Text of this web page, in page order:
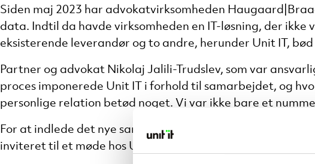
Siden maj 2023 har advokatvirksomheden
data. Indtil da havde virksomheden en IT-løsning, der
eksisterende leverandør og to andre, herunder Unit IT, bød
Partner og advokat Nikolaj Jalili-Trudslev, som var
proces imponerede Unit IT i forhold til samarbejdet, og
personlige relation betød noget. Vi var ikke bare et
For at indlede det nye samarbejde blev Nikolaj Jalili-
inviteret til et møde hos Unit IT i Middelfart.